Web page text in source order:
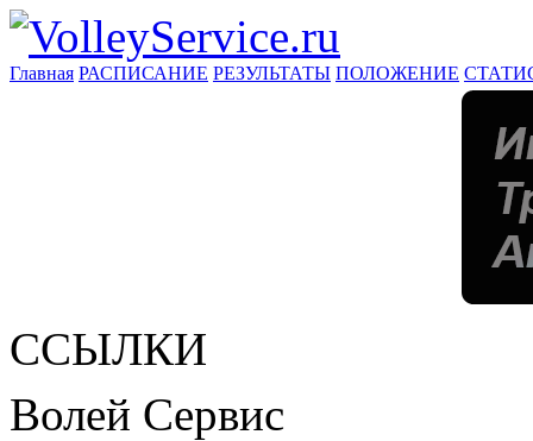
Главная РАСПИСАНИЕ РЕЗУЛЬТАТЫ ПОЛОЖЕНИЕ
ССЫЛКИ
Волей Сервис